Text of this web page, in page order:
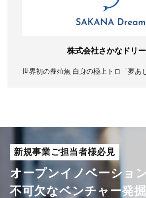
協業事例
Morning Pitch Asia
株式会社さかなドリ
世界初の養殖魚 白身の極上トロ「夢あ
新規事業ご担当者様必見
オープンイノベーショ
不可欠なベンチャー発掘